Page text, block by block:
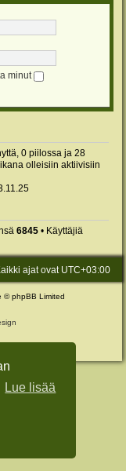
Lue lisää
minut
0 piilossa ja 28
olleisiin aktiivisiin
6845 • Käyttäjiä
ajat ovat UTC+03:00
© phpBB Limited